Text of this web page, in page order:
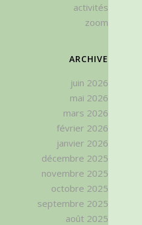
activités
zoom
ARCHIVE
juin 2026
mai 2026
mars 2026
février 2026
janvier 2026
décembre 2025
novembre 2025
octobre 2025
septembre 2025
août 2025